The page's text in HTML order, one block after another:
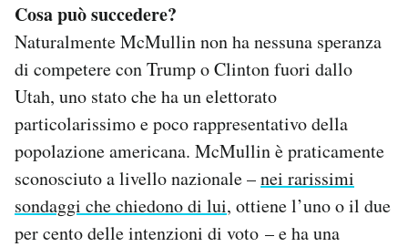
Cosa può succedere?
Naturalmente McMullin non ha nessuna speranza
di competere con Trump o Clinton fuori dallo
Utah, uno stato che ha un elettorato
particolarissimo e poco rappresentativo della
popolazione americana. McMullin è praticamente
sconosciuto a livello nazionale –nei rarissimi
sondaggi che chiedono di lui, ottiene l’uno o il due
per cento delle intenzioni di voto – e ha una